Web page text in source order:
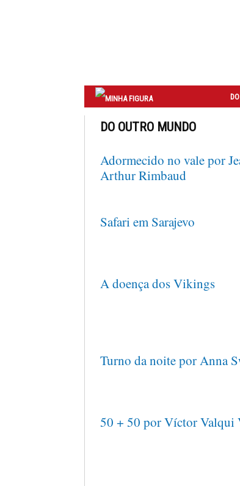
DO OUTRO MUNDO
Adormecido no vale por
Arthur Rimbaud
Safari em Sarajevo
A doença dos Vikings
Turno da noite por Anna
50 + 50 por Víctor Valqui